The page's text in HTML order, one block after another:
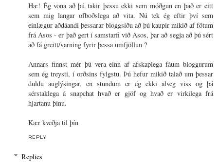
Hæ! Ég vona að þú takir þessu ekki sem móðgun en það er eitt
sem mig langar ofboðslega að vita. Nú tek ég eftir því sem
einlægur aðdáandi þessarar bloggsíðu að þú kaupir mikið af fötum
frá Asos - er það gert í samstarfi við Asos, þar að segja að þú sért
að fá greitt/varning fyrir þessa umfjöllun ?
Annars finnst mér þú vera einn af afskaplega fáum bloggurum
sem ég treysti, í orðsins fylgstu. Þú hefur mikið talað um þessar
duldu auglýsingar, en stundum er ég ekki alveg viss og þá
sérstaklega á snapchat hvað er gjöf og hvað er virkilega frá
hjartanu þínu.
Kær kveðja til þín
REPLY
Replies